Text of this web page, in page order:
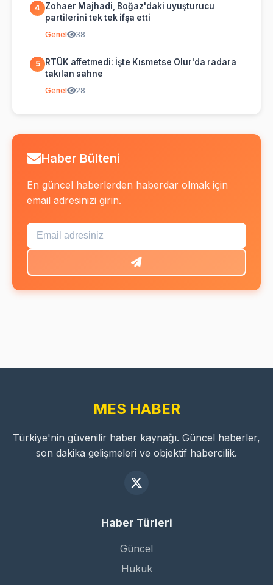
4
Zohaer Majhadi, Boğaz'daki uyuşturucu
partilerini tek tek ifşa etti
Genel 38
5
RTÜK affetmedi: İşte Kısmetse Olur'da radara
takılan sahne
Genel 28
Haber Bülteni
En güncel haberlerden haberdar olmak için
email adresinizi girin.
MES HABER
Türkiye'nin güvenilir haber kaynağı. Güncel haberler,
son dakika gelişmeleri ve objektif habercilik.
Haber Türleri
Güncel
Hukuk